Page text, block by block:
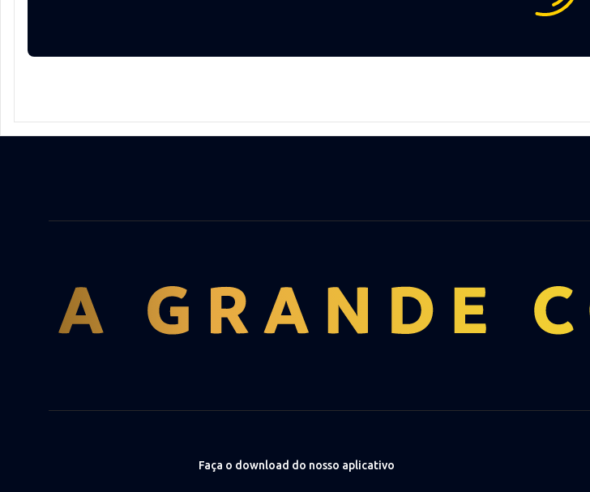
Faça o download do nosso aplicativo